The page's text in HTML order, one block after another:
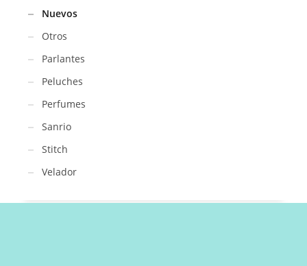
Nuevos
Otros
Parlantes
Peluches
Perfumes
Sanrio
Stitch
Velador